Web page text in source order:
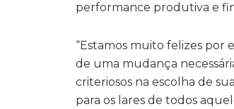
performance produtiva e
“Estamos muito felizes por
de uma mudança
criteriosos na escolha de
para os lares de todos